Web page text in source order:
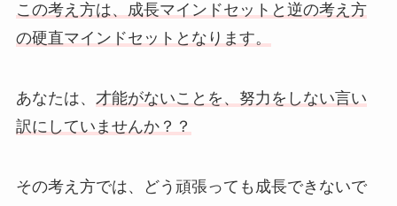
この考え方は、成長マインドセットと逆の考え方
の硬直マインドセットとなります。
あなたは、 才能がないことを、努力をしない言い
訳にしていませんか？？
その考え方では、どう頑張っても成長できないで